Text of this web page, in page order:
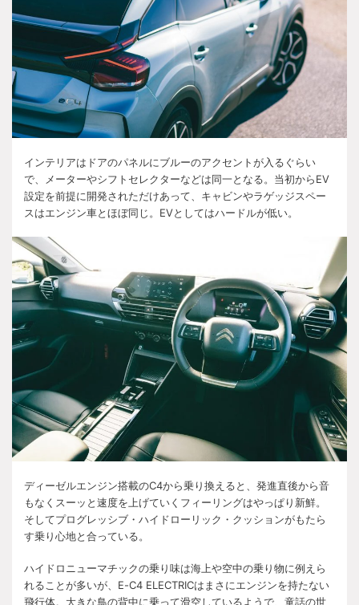
インテリアはドアのパネルにブルーのアクセントが入るぐらい
で、メーターやシフトセレクターなどは同一となる。当初からEV
設定を前提に開発されただけあって、キャビンやラゲッジスペー
スはエンジン車とほぼ同じ。EVとしてはハードルが低い。
ディーゼルエンジン搭載のC4から乗り換えると、発進直後から音
もなくスーッと速度を上げていくフィーリングはやっぱり新鮮。
そしてプログレッシブ・ハイドローリック・クッションがもたら
す乗り心地と合っている。
ハイドロニューマチックの乗り味は海上や空中の乗り物に例えら
れることが多いが、E-C4 ELECTRICはまさにエンジンを持たない
飛行体。大きな鳥の背中に乗って滑空しているようで、童話の世